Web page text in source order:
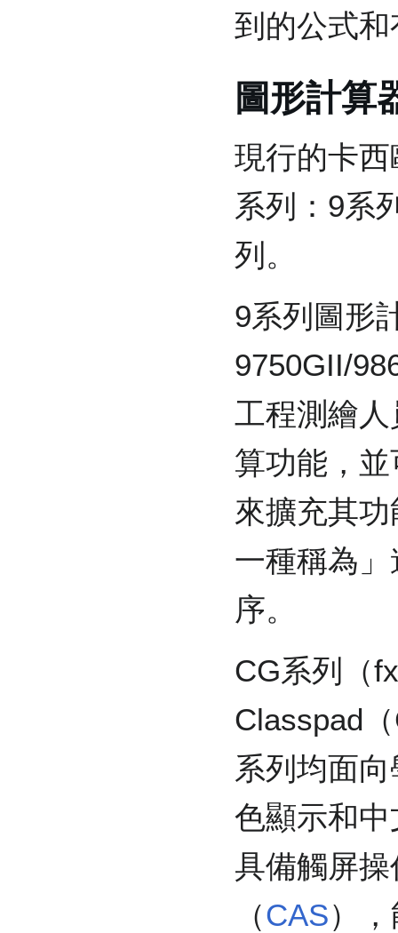
到的公式
圖形計算
現行的卡
系列：9系
列。
9系列圖形
9750GII/
工程測繪
算功能，
來擴充其
一種稱為
序。
CG系列（
Classpad
系列均面
色顯示和
具備觸屏
（CAS）